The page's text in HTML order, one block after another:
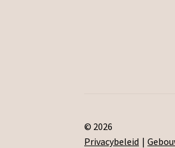
© 2026
Privacybeleid